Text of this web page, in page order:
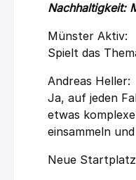
Nachhaltigkeit:
Münster Aktiv:
Spielt das
Andreas Heller:
Ja, auf jeden
etwas
einsammeln
Neue